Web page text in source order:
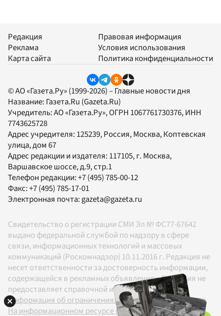
Редакция
Реклама
Карта сайта
Правовая информация
Условия использования
Политика конфиденциальности
© АО «Газета.Ру» (1999-2026) – Главные новости дня
Название: Газета.Ru (Gazeta.Ru)
Учредитель:АО «Газета.Ру», ОГРН 1067761730376, ИНН
7743625728
Адрес учредителя: 125239, Россия, Москва, Коптевская
улица, дом 67
Адрес редакции и издателя: 117105, г. Москва,
Варшавское шоссе, д.9, стр.1
Телефон редакции:+7 (495) 785-00-12
Факс:+7 (495) 785-17-01
Электронная почта:gazeta@gazeta.ru
Свидетельство о регистрации СМИ Эл № ФС77-67642
выдано федеральной службой по надзору в сфере
связи, информационных технологий и массовых
коммуникаций (Роскомнадзор) 10.11.2016 г. Редакция не
несет ответственности за достоверность информации,
содержащейся в рекламных объявлениях. Редакция не
предоставляет справочной информации.
Информация об ограничениях
На информационном ресурсе применяются